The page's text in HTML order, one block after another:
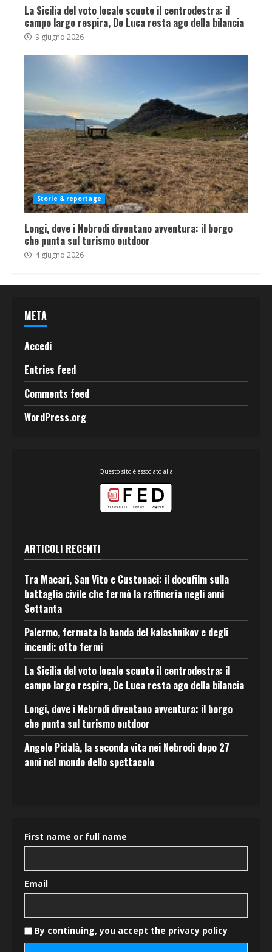
La Sicilia del voto locale scuote il centrodestra: il
campo largo respira, De Luca resta ago della bilancia
9 giugno 2026
Storie & reportage
Longi, dove i Nebrodi diventano avventura: il borgo
che punta sul turismo outdoor
4 giugno 2026
META
Accedi
Entries feed
Comments feed
WordPress.org
Questo sito è associato alla
ARTICOLI RECENTI
Tra Macari, San Vito e Custonaci: il docufilm sulla
battaglia civile che fermò la raffineria negli anni
Settanta
Palermo, fermata la banda del kalashnikov e degli
incendi: otto fermi
La Sicilia del voto locale scuote il centrodestra: il
campo largo respira, De Luca resta ago della bilancia
Longi, dove i Nebrodi diventano avventura: il borgo
che punta sul turismo outdoor
Angelo Pidalà, la seconda vita nei Nebrodi dopo 27
anni nel mondo dello spettacolo
First name or full name
Email
By continuing, you accept the privacy policy